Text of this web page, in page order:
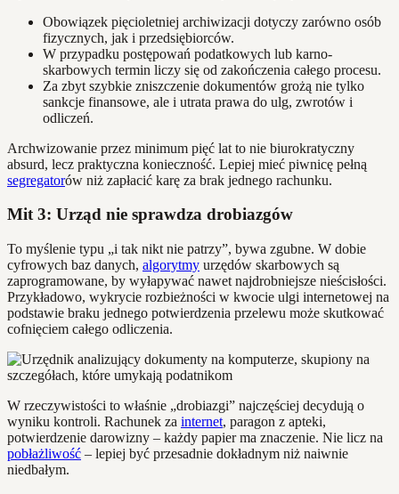
Obowiązek pięcioletniej archiwizacji dotyczy zarówno osób
fizycznych, jak i przedsiębiorców.
W przypadku postępowań podatkowych lub karno-
skarbowych termin liczy się od zakończenia całego procesu.
Za zbyt szybkie zniszczenie dokumentów grożą nie tylko
sankcje finansowe, ale i utrata prawa do ulg, zwrotów i
odliczeń.
Archwizowanie przez minimum pięć lat to nie biurokratyczny
absurd, lecz praktyczna konieczność. Lepiej mieć piwnicę pełną
segregatorów niż zapłacić karę za brak jednego rachunku.
Mit 3: Urząd nie sprawdza drobiazgów
To myślenie typu „i tak nikt nie patrzy”, bywa zgubne. W dobie
cyfrowych baz danych, algorytmy urzędów skarbowych są
zaprogramowane, by wyłapywać nawet najdrobniejsze nieścisłości.
Przykładowo, wykrycie rozbieżności w kwocie ulgi internetowej na
podstawie braku jednego potwierdzenia przelewu może skutkować
cofnięciem całego odliczenia.
W rzeczywistości to właśnie „drobiazgi” najczęściej decydują o
wyniku kontroli. Rachunek za internet, paragon z apteki,
potwierdzenie darowizny – każdy papier ma znaczenie. Nie licz na
pobłażliwość – lepiej być przesadnie dokładnym niż naiwnie
niedbałym.